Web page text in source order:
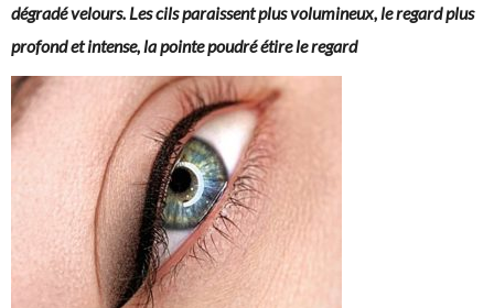
dégradé velours. Les cils paraissent plus volumineux, le regard plus
profond et intense, la pointe poudré étire le regard